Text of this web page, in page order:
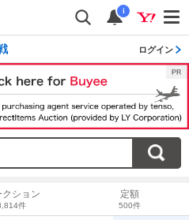
i
ログイン
クション
件
定額
500件